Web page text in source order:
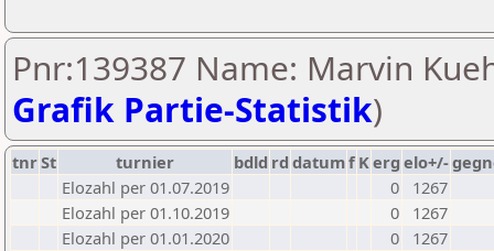
Pnr:139387 Name: Marvin
Grafik Partie-Statistik)
tnrSt turnier bdld rd datumf Kerg elo+/-
Elozahl per 01.07.2019
0
1267
Elozahl per 01.10.2019
0
1267
Elozahl per 01.01.2020
0
1267